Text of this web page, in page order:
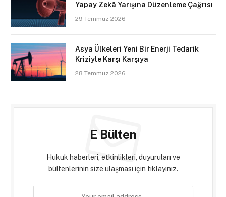
Yapay Zekâ Yarışına Düzenleme Çağrısı
29 Temmuz 2026
Asya Ülkeleri Yeni Bir Enerji Tedarik
Kriziyle Karşı Karşıya
28 Temmuz 2026
E Bülten
Hukuk haberleri, etkinlikleri, duyuruları ve
bültenlerinin size ulaşması için tıklayınız.